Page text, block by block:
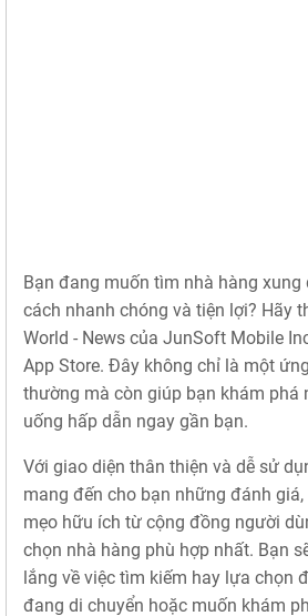
Bạn đang muốn tìm nhà hàng
cách nhanh chóng và tiện lợi? Hãy
World - News của JunSoft Mobile
App Store. Đây không chỉ là một
thường mà còn giúp bạn khám phá
uống hấp dẫn ngay gần bạn.
Với giao diện thân thiện và dễ sử
mang đến cho bạn những đánh
mẹo hữu ích từ cộng đồng người
chọn nhà hàng phù hợp nhất. Bạn
lắng về việc tìm kiếm hay lựa chọn
đang di chuyển hoặc muốn khám